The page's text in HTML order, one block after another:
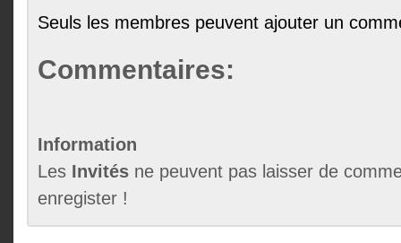
Seuls les membres peuvent ajouter un
Commentaires:
Information
Les Invités ne peuvent pas laisser de
enregister !